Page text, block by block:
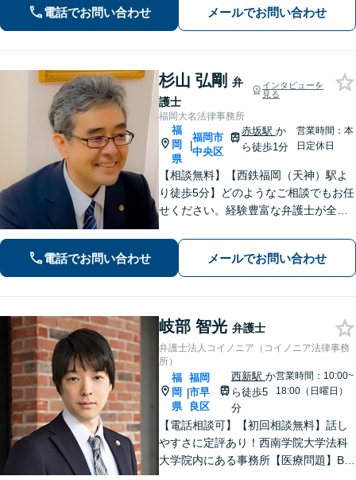
でも諦めずに是非一度ご相談くださ
い。【福岡市中央区赤坂駅徒歩２分】
電話でお問い合わせ メールでお問い合わせ
杉山 弘剛 弁
護士
インタビューを
見る
福岡大名法律事務所
福
岡
県
|
福岡市
中央区
赤坂駅 か
ら徒歩1分
営業時間：本
日定休日
【相談無料】【西鉄福岡（天神）駅よ
り徒歩5分】どのようなご相談でもお任
せください。経験豊富な弁護士が全力
区役所目の前】
電話でお問い合わせ メールでお問い合わせ
岐部 智光 弁護士
弁護士法人コイノニア（コイノニア法律事務
所）
福
岡
県
|
福岡
市早
良区
西新駅 か
ら徒歩5
分
営業時間：10:00~
18:00（日曜日）
【電話相談可】【初回相談無料】話し
やすさに定評あり！西南学院大学法科
大学院内にある事務所【医療問題】B型